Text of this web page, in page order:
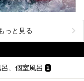
っと見る
、個室風呂 1